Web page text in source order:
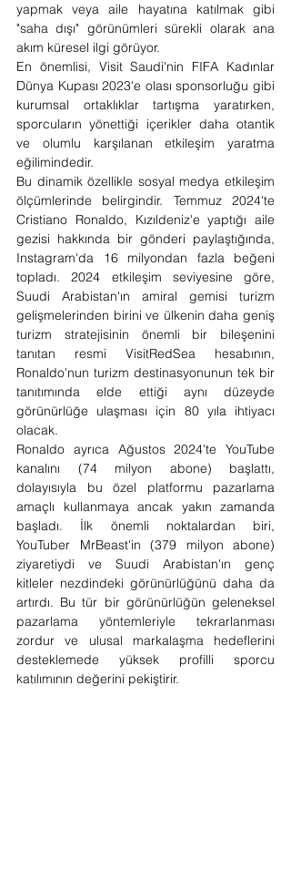
yapmak veya aile hayatına katılmak gibi
"saha dışı" görünümleri sürekli olarak ana
akım küresel ilgi görüyor.
En önemlisi, Visit Saudi'nin FIFA Kadınlar
Dünya Kupası 2023'e olası sponsorluğu gibi
kurumsal ortaklıklar tartışma yaratırken,
sporcuların yönettiği içerikler daha otantik
ve olumlu karşılanan etkileşim yaratma
eğilimindedir.
Bu dinamik özellikle sosyal medya etkileşim
ölçümlerinde belirgindir. Temmuz 2024'te
Cristiano Ronaldo, Kızıldeniz'e yaptığı aile
gezisi hakkında bir gönderi paylaştığında,
Instagram'da 16 milyondan fazla beğeni
topladı. 2024 etkileşim seviyesine göre,
Suudi Arabistan'ın amiral gemisi turizm
gelişmelerinden birini ve ülkenin daha geniş
turizm stratejisinin önemli bir bileşenini
tanıtan resmi VisitRedSea hesabının,
Ronaldo'nun turizm destinasyonunun tek bir
tanıtımında elde ettiği aynı düzeyde
görünürlüğe ulaşması için 80 yıla ihtiyacı
olacak.
Ronaldo ayrıca Ağustos 2024'te YouTube
kanalını (74 milyon abone) başlattı,
dolayısıyla bu özel platformu pazarlama
amaçlı kullanmaya ancak yakın zamanda
başladı. İlk önemli noktalardan biri,
YouTuber MrBeast'in (379 milyon abone)
ziyaretiydi ve Suudi Arabistan'ın genç
kitleler nezdindeki görünürlüğünü daha da
artırdı. Bu tür bir görünürlüğün geleneksel
pazarlama yöntemleriyle tekrarlanması
zordur ve ulusal markalaşma hedeflerini
desteklemede yüksek profilli sporcu
katılımının değerini pekiştirir.